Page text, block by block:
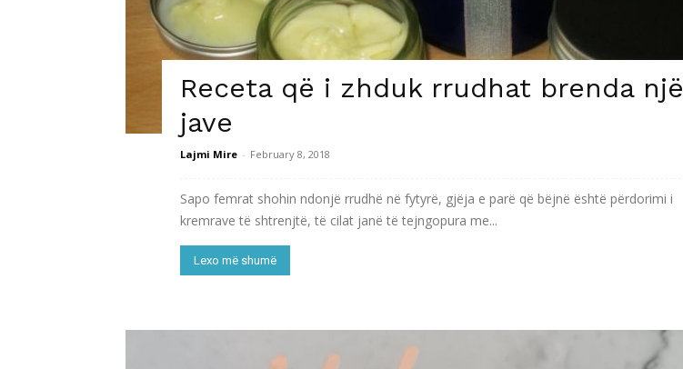
Receta që i zhduk rrudhat brenda një
jave
Lajmi Mire - February 8, 2018
Sapo femrat shohin ndonjë rrudhë në fytyrë, gjëja e parë që bëjnë është përdorimi i
kremrave të shtrenjtë, të cilat janë të tejngopura me...
Lexo më shumë